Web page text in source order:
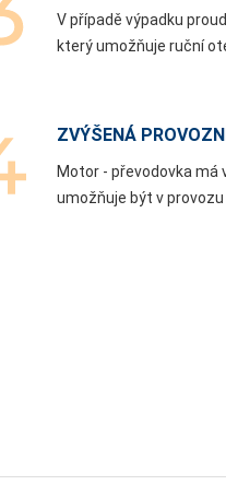
V případě výpadku
který umožňuje ruční
ZVÝŠENÁ
Motor - převodovka má
umožňuje být v